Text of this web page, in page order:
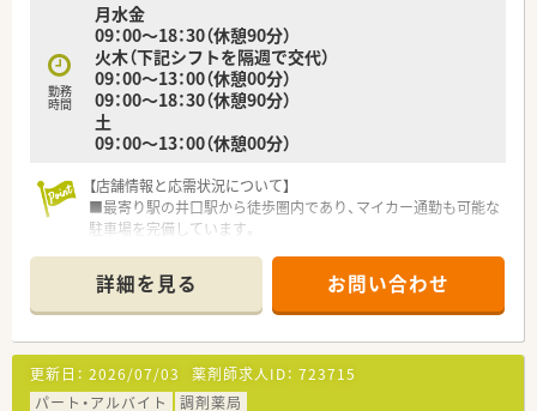
■患者様に丁寧に投薬、服薬指導を行いたい方
■若い世代が毎年入る環境で、自身もスキルアップしたい方
等々…
少しでも気になった方はお問い合わせくださいませ
■何らかの営業経験をお持ちで医療業界の知識をお持ちの方
勤務
時間
月水金
09：00～18：30（休憩90分）
火木（下記シフトを隔週で交代）
09：00～13：00（休憩00分）
09：00～18：30（休憩90分）
土
09：00～13：00（休憩00分）
【店舗情報と応需状況について】
■最寄り駅の井口駅から徒歩圏内であり、マイカー通勤も可能な
駐車場を完備しています。
～60枚程度です。
■通常は薬剤師2名体制ですが、火曜と木曜の午後は一人薬剤師
での対応となります。
【募集背景と求める人物像について】
■今回は欠員補充のための募集となり、新たな仲間として活躍い
ただける方を求めています。
詳細を見る お問い合わせ
更新日： 2026/07/03 薬剤師求人ID： 723715
パート・アルバイト
調剤薬局